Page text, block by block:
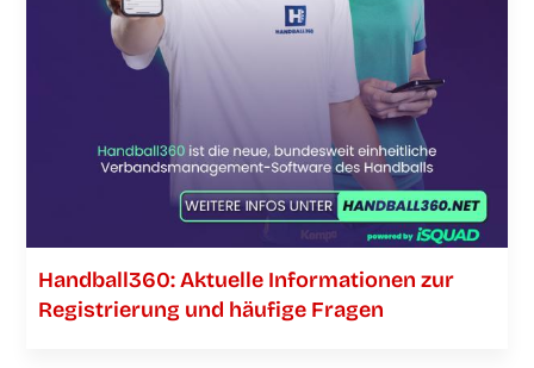
Handball360: Aktu­el­le Infor­ma­tio­nen zur
Regis­trie­rung und häu­fi­ge Fragen